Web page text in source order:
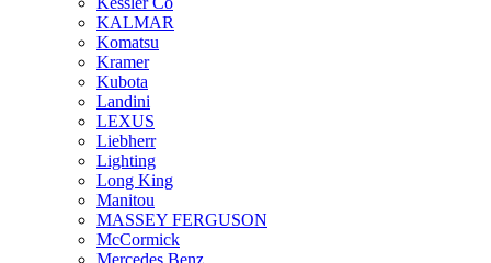
KALMAR
Komatsu
Kramer
Kubota
Landini
LEXUS
Liebherr
Lighting
Long King
Manitou
MASSEY FERGUSON
McCormick
Mercedes Benz